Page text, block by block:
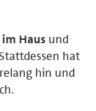
Haus und
hat
hin und